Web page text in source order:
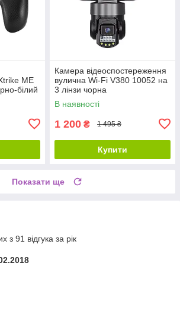
ME
білий
Камера відеоспостереження
вулична Wi-Fi V380 10052 на
3 лінзи чорна
В наявності
1 200 ₴ 1 495 ₴
Купити
Показати ще
з 91 відгука за рік